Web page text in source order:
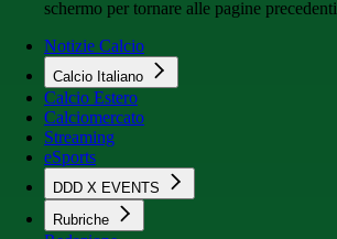
schermo per tornare alle pagine precedenti
Notizie Calcio
Calcio Italiano
Calcio Estero
Calciomercato
Streaming
eSports
DDD X EVENTS
Rubriche